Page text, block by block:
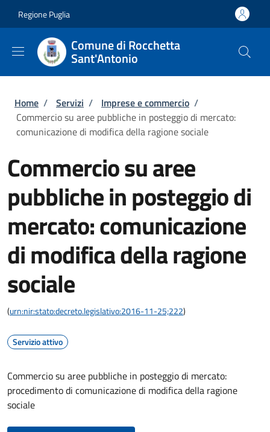
Regione Puglia
Comune di Rocchetta
Sant'Antonio
Briciole di pane
Home / Servizi / Imprese e commercio /
Commercio su aree pubbliche in posteggio di mercato:
comunicazione di modifica della ragione sociale
Commercio su aree
pubbliche in posteggio di
mercato: comunicazione
di modifica della ragione
sociale
(urn:nir:stato:decreto.legislativo:2016-11-25;222)
Servizio attivo
Commercio su aree pubbliche in posteggio di mercato:
procedimento di comunicazione di modifica della ragione
sociale